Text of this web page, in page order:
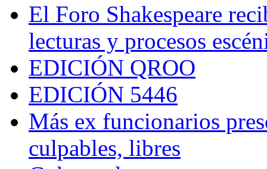
El Foro Shakespeare
lecturas y procesos
EDICIÓN QROO
EDICIÓN 5446
Más ex funcionarios
culpables, libres